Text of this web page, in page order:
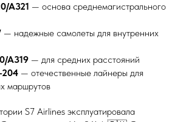
A321 — основа среднемагистрального
— надежные самолеты для внутренних
A319 — для средних расстояний
204 — отечественные лайнеры для
маршрутов
S7 Airlines эксплуатировала